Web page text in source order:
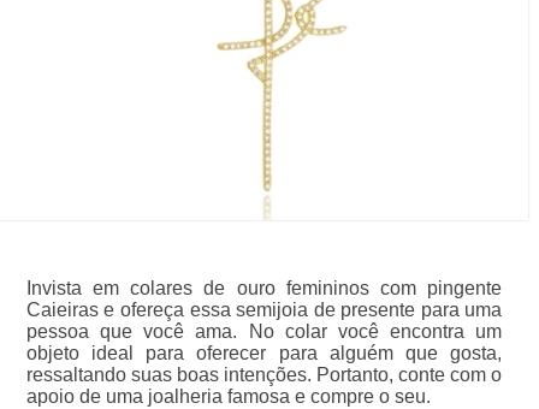
Invista em colares de ouro femininos com pingente
Caieiras e ofereça essa semijoia de presente para uma
pessoa que você ama. No colar você encontra um
objeto ideal para oferecer para alguém que gosta,
ressaltando suas boas intenções. Portanto, conte com o
apoio de uma joalheria famosa e compre o seu.